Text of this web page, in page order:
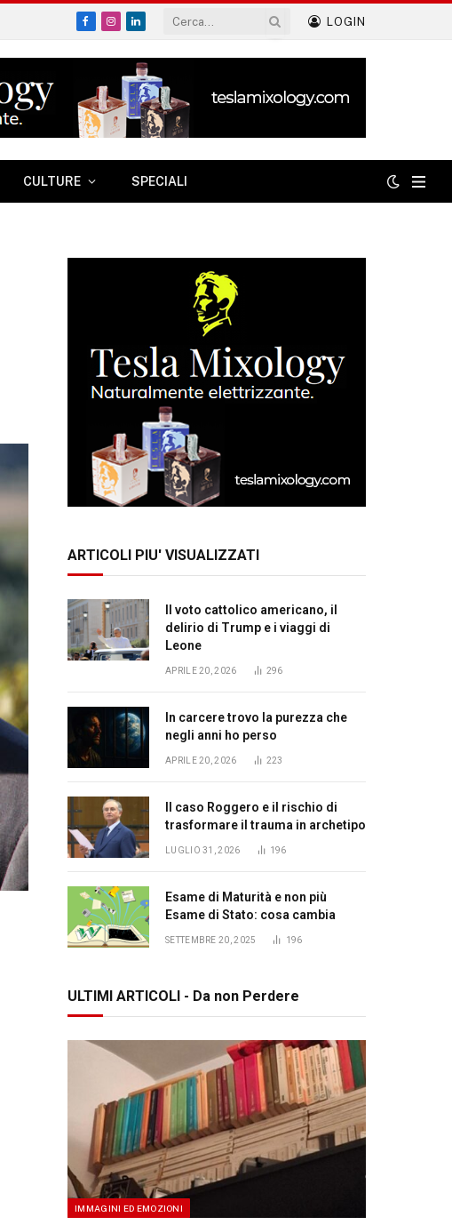
Facebook
Instagram
LinkedIn
LOGIN
CULTURE SPECIALI
ARTICOLI PIU' VISUALIZZATI
Il voto cattolico americano, il
delirio di Trump e i viaggi di
Leone
APRILE 20, 2026 296
In carcere trovo la purezza che
negli anni ho perso
APRILE 20, 2026 223
Il caso Roggero e il rischio di
trasformare il trauma in archetipo
LUGLIO 31, 2026 196
Esame di Maturità e non più
Esame di Stato: cosa cambia
SETTEMBRE 20, 2025 196
ULTIMI ARTICOLI - Da non Perdere
IMMAGINI ED EMOZIONI